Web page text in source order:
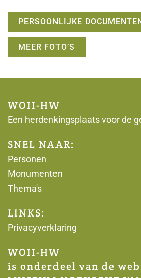
PERSOONLIJKE
MEER FOTO’S
WOII-HW
Een herdenkingsplaats voor de
SNEL NAAR:
Personen
Monumenten
Thema's
LINKS:
Privacyverklaring
WOII-HW
is onderdeel van de